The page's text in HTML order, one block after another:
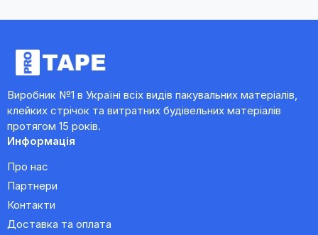
Виробник №1 в Україні всіх видів пакувальних матеріалів,
клейких стрічок та витратних будівельних матеріалів
протягом 15 років.
Информація
Про нас
Партнери
Контакти
Доставка та оплата